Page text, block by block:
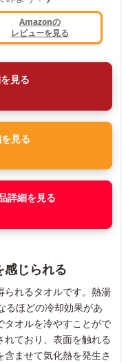
Amazonの
レビューを見る
見る
見る
詳細を見る
感じられる
られるタオルです。熱湯
ほどの冷却効果があ
タオルを冷やすことがで
ており、表面を触れる
ませて気化熱を発生さ